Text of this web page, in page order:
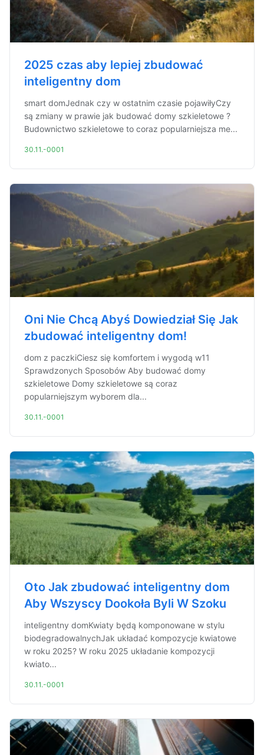
2025 czas aby lepiej zbudować
inteligentny dom
smart domJednak czy w ostatnim czasie pojawiłyCzy
są zmiany w prawie jak budować domy szkieletowe ?
Budownictwo szkieletowe to coraz popularniejsza me...
30.11.-0001
Oni Nie Chcą Abyś Dowiedział Się Jak
zbudować inteligentny dom!
dom z paczkiCiesz się komfortem i wygodą w11
Sprawdzonych Sposobów Aby budować domy
szkieletowe Domy szkieletowe są coraz
popularniejszym wyborem dla...
30.11.-0001
Oto Jak zbudować inteligentny dom
Aby Wszyscy Dookoła Byli W Szoku
inteligentny domKwiaty będą komponowane w stylu
biodegradowalnychJak układać kompozycje kwiatowe
w roku 2025? W roku 2025 układanie kompozycji
kwiato...
30.11.-0001